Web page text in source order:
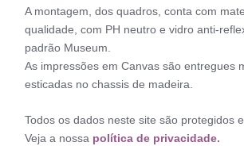
A montagem, dos quadros, conta com
qualidade, com PH neutro e vidro anti-
padrão Museum.
As impressões em Canvas são entregues
esticadas no chassis de madeira.
Todos os dados neste site são protegidos
Veja a nossa política de privacidade.